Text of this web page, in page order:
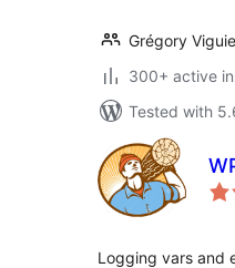
Grégory
300+ active
Tested with
Logging vars and